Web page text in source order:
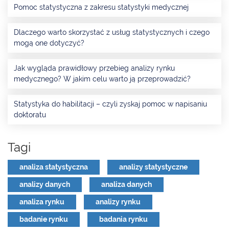
Pomoc statystyczna z zakresu statystyki medycznej
Dlaczego warto skorzystać z usług statystycznych i czego
mogą one dotyczyć?
Jak wygląda prawidłowy przebieg analizy rynku
medycznego? W jakim celu warto ją przeprowadzić?
Statystyka do habilitacji – czyli zyskaj pomoc w napisaniu
doktoratu
Tagi
analiza statystyczna analizy statystyczne
analizy danych analiza danych
analiza rynku analizy rynku
badanie rynku badania rynku